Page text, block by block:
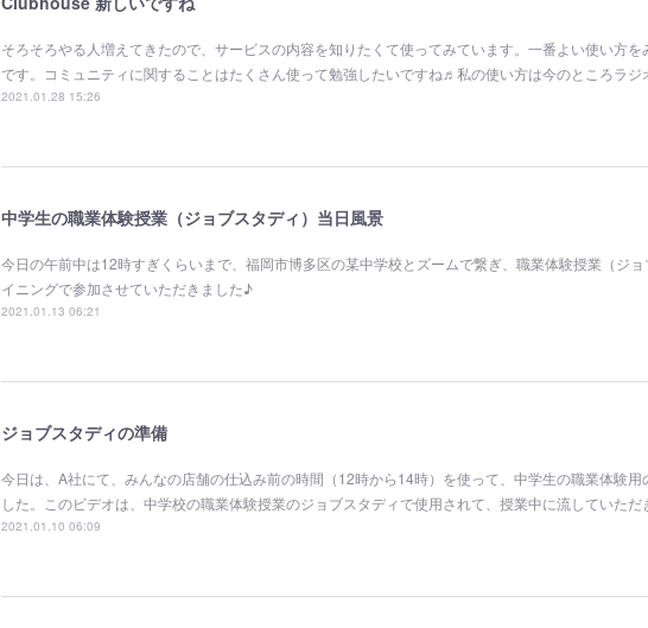
そろそろやる人増えてきたので、サービスの内容を知りたくて使ってみています。一番よい使い方
です。コミュニティに関することはたくさん使って勉強したいですね♬私の使い方は今のところラジ
2021.01.28 15:26
中学生の職業体験授業（ジョブスタディ）当日風景
今日の午前中は12時すぎくらいまで、福岡市博多区の某中学校とズームで繋ぎ、職業体験授業（ジ
イニングで参加させていただきました♪
2021.01.13 06:21
ジョブスタディの準備
今日は、A社にて、みんなの店舗の仕込み前の時間（12時から14時）を使って、中学生の職業体験用
した。このビデオは、中学校の職業体験授業のジョブスタディで使用されて、授業中に流していただ
2021.01.10 06:09